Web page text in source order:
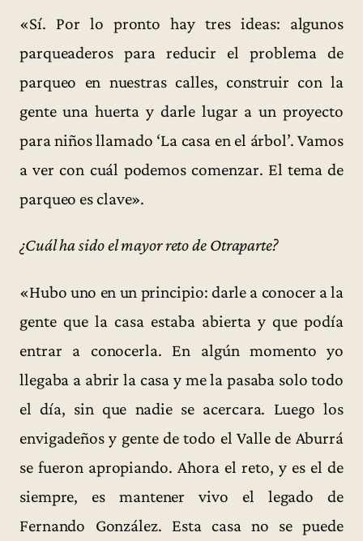
«Sí. Por lo pronto hay tres ideas: algunos
parqueaderos para reducir el problema de
parqueo en nuestras calles, construir con la
gente una huerta y darle lugar a un proyecto
para niños llamado ‘La casa en el árbol’. Vamos
a ver con cuál podemos comenzar. El tema de
parqueo es clave».
¿Cuál ha sido el mayor reto de Otraparte?
«Hubo uno en un principio: darle a conocer a la
gente que la casa estaba abierta y que podía
entrar a conocerla. En algún momento yo
llegaba a abrir la casa y me la pasaba solo todo
el día, sin que nadie se acercara. Luego los
envigadeños y gente de todo el Valle de Aburrá
se fueron apropiando. Ahora el reto, y es el de
siempre, es mantener vivo el legado de
Fernando González. Esta casa no se puede